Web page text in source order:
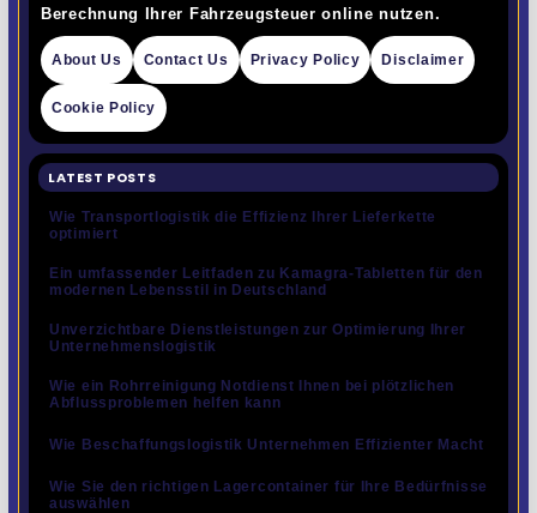
Berechnung Ihrer Fahrzeugsteuer online nutzen.
About Us Contact Us Privacy Policy Disclaimer
Cookie Policy
LATEST POSTS
Wie Transportlogistik die Effizienz Ihrer Lieferkette
optimiert
Ein umfassender Leitfaden zu Kamagra-Tabletten für den
modernen Lebensstil in Deutschland
Unverzichtbare Dienstleistungen zur Optimierung Ihrer
Unternehmenslogistik
Wie ein Rohrreinigung Notdienst Ihnen bei plötzlichen
Abflussproblemen helfen kann
Wie Beschaffungslogistik Unternehmen Effizienter Macht
Wie Sie den richtigen Lagercontainer für Ihre Bedürfnisse
auswählen